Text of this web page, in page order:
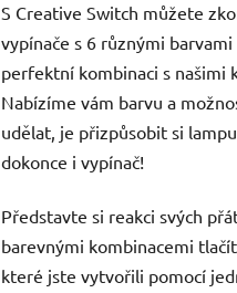
0,0
z
5
hvězdiček.
S Creative Switch můžete
vypínače s 6 různými
perfektní kombinaci s našimi
Nabízíme vám barvu a
udělat, je přizpůsobit si
dokonce i vypínač!
Představte si reakci svých
barevnými kombinacemi
které jste vytvořili pomocí